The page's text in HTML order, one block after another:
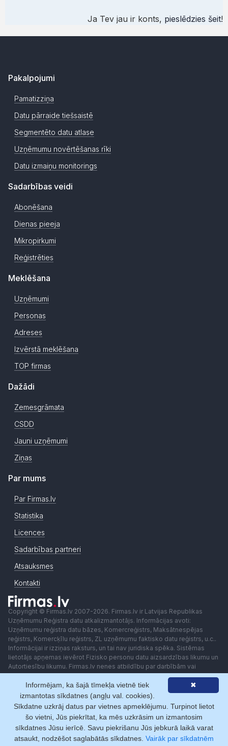
Ja Tev jau ir konts, pieslēdzies šeit!
Pakalpojumi
Pamatizziņa
Datu pārraide tiešsaistē
Segmentēto datu atlase
Uzņēmumu novērtēšanas rīki
Datu izmaiņu monitorings
Sadarbības veidi
Abonēšana
Dienas pieeja
Mikropirkumi
Reģistrēties
Meklēšana
Uzņēmumi
Personas
Adreses
Izvērstā meklēšana
TOP firmas
Dažādi
Zemesgrāmata
CSDD
Jauni uzņēmumi
Ziņas
Par mums
Par Firmas.lv
Statistika
Licences
Sadarbības partneri
Atsauksmes
Kontakti
Copyright © Firmas.lv 2007-2026. Firmas.lv ir Latvijas Republikas
Uzņēmumu Reģistra datu atkalizmantotājs. Informācijas avoti:
Uzņēmumu reģistra datu bāzes, Komercreģistrs, Maksātnespējas
reģistrs, Komercķīlu reģistrs, ZL uzņēmumu faktisko datu reģistrs, u.c..
Informācijai ir izziņas raksturs, un tai nav juridiska spēka. Sistēmas
lietotājs apņemas ievērot Fizisko personu datu aizsardzības likumu un
Autortiesību likumu. Firmas.lv nenes atbildību par darbībām vai
lēmumiem, kas balstīti uz saņemto pakalpojumu. Lietotājam aizliegts
izmantot jebkādas automatizētas sistēmas vai iekārtas (robotus)
piekļuvei sistēmai bez rakstiskas saskaņošanas ar Firmas.lv. Galvenā
redaktore: Ingūna Pempere.
Lietošanas noteikumi
Privātuma politika Norēķini ar
✖
Informējam, ka šajā tīmekļa vietnē tiek
izmantotas sīkdatnes (angļu val. cookies).
Sīkdatne uzkrāj datus par vietnes apmeklējumu. Turpinot lietot
šo vietni, Jūs piekrītat, ka mēs uzkrāsim un izmantosim
sīkdatnes Jūsu ierīcē. Savu piekrišanu Jūs jebkurā laikā varat
atsaukt, nodzēšot saglabātās sīkdatnes. Vairāk par sīkdatnēm